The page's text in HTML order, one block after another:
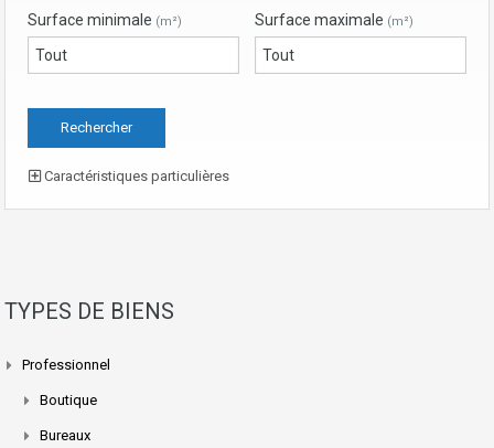
Surface minimale (m²) Surface maximale (m²)
Caractéristiques particulières
TYPES DE BIENS
Professionnel
Boutique
Bureaux